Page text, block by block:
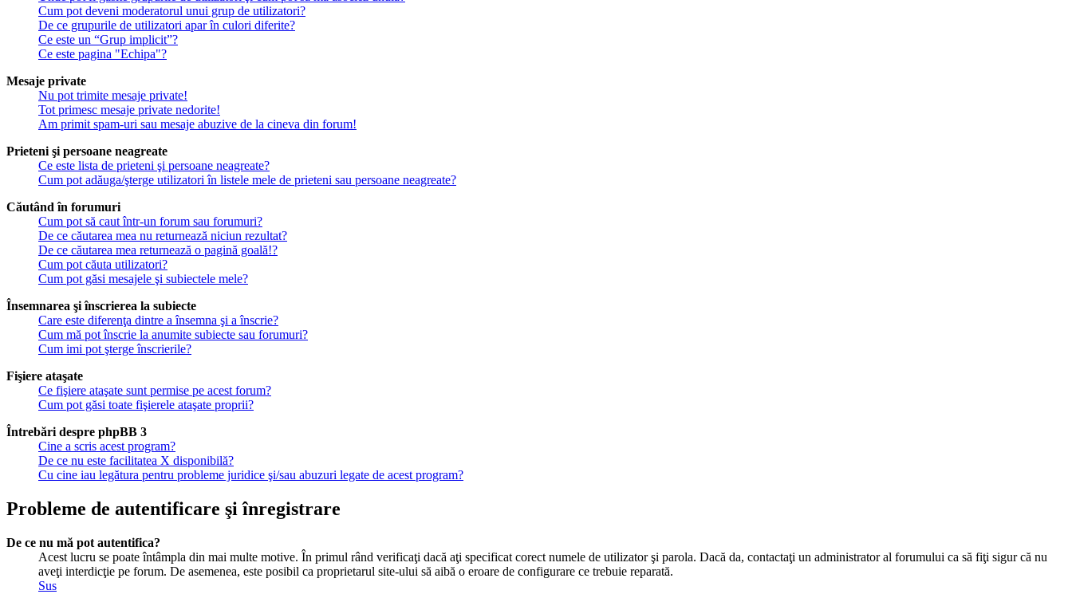
Cum pot deveni moderatorul unui grup de utilizatori?
De ce grupurile de utilizatori apar în culori diferite?
Ce este un “Grup implicit”?
Ce este pagina "Echipa"?
Mesaje private
Nu pot trimite mesaje private!
Tot primesc mesaje private nedorite!
Am primit spam-uri sau mesaje abuzive de la cineva din forum!
Prieteni şi persoane neagreate
Ce este lista de prieteni şi persoane neagreate?
Cum pot adăuga/şterge utilizatori în listele mele de prieteni sau persoane neagreate?
Căutând în forumuri
Cum pot să caut într-un forum sau forumuri?
De ce căutarea mea nu returnează niciun rezultat?
De ce căutarea mea returnează o pagină goală!?
Cum pot căuta utilizatori?
Cum pot găsi mesajele şi subiectele mele?
Însemnarea şi înscrierea la subiecte
Care este diferenţa dintre a însemna şi a înscrie?
Cum mă pot înscrie la anumite subiecte sau forumuri?
Cum imi pot şterge înscrierile?
Fişiere ataşate
Ce fişiere ataşate sunt permise pe acest forum?
Cum pot găsi toate fişierele ataşate proprii?
Întrebări despre phpBB 3
Cine a scris acest program?
De ce nu este facilitatea X disponibilă?
Cu cine iau legătura pentru probleme juridice şi/sau abuzuri legate de acest program?
Probleme de autentificare şi înregistrare
De ce nu mă pot autentifica?
Acest lucru se poate întâmpla din mai multe motive. În primul rând verificaţi dacă aţi specificat corect numele de utilizator şi parola. Dacă da, contactaţi un administrator al forumului ca să fiţi sigur că nu
aveţi interdicţie pe forum. De asemenea, este posibil ca proprietarul site-ului să aibă o eroare de configurare ce trebuie reparată.
Sus